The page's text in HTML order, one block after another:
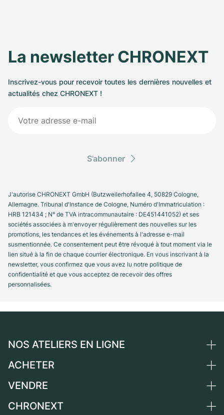
La newsletter CHRONEXT
Inscrivez-vous pour recevoir toutes les dernières nouvelles et
actualités chez CHRONEXT !
S’abonner
J'autorise CHRONEXT GmbH (Butzweilerhofallee 4, 50829 Cologne,
Allemagne. Tribunal d'Instance de Cologne, Numéro d'Immatriculation :
HRB 121434 ; N° de TVA intracommunautaire : DE451441052) et ses
sociétés associées à m'envoyer régulièrement des nouvelles sur les
promotions, les tendances et les événements à l'adresse e-mail
susmentionnée. Ce consentement peut être révoqué à tout moment via le
lien situé à la fin de chaque courrier électronique. En vous inscrivant à la
newsletter, vous confirmez que vous avez lu notre politique de
confidentialité et que vous acceptez de recevoir des offres
personnalisées.
NOS ATELIERS EN LIGNE
Allemagne
Suisse
ACHETER
Toutes les montres de luxe
VENDRE
Vendre une montre
CHRONEXT